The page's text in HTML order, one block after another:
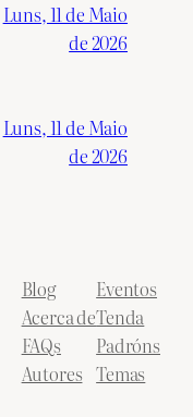
Luns, 11 de Maio
de 2026
Luns, 11 de Maio
de 2026
Blog
Acerca de
FAQs
Autores
Eventos
Tenda
Padróns
Temas